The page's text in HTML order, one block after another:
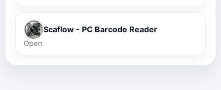
Scaflow - PC Barcode Reader
Open